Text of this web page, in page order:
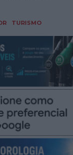
TURISMO